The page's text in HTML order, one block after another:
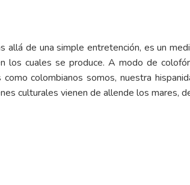
de una simple entretención, es un
cuales se produce. A modo de
colombianos somos, nuestra
culturales vienen de allende los mares,